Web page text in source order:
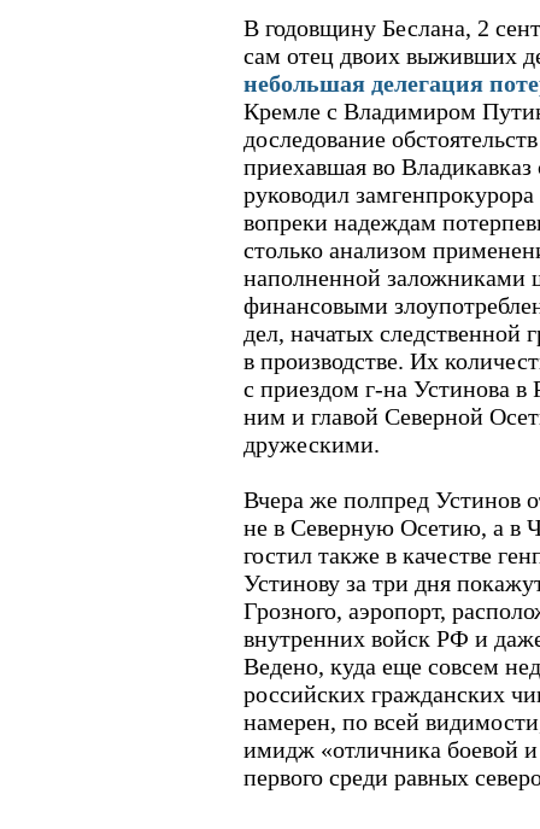
В годовщину Беслана, 2
сам отец двоих выживших
небольшая делегация
Кремле с Владимиром
доследование
приехавшая во Владикавказ
руководил
вопреки надеждам
столько анализом
наполненной заложниками
финансовыми
дел, начатых следственной
в производстве. Их
с приездом г-на Устинова
ним и главой Северной
дружескими.
Вчера же полпред Устинов
не в Северную Осетию, а в
гостил также в качестве
Устинову за три дня
Грозного, аэропорт,
внутренних войск РФ и
Ведено, куда еще совсем
российских гражданских
намерен, по всей
имидж «отличника боевой
первого среди равных